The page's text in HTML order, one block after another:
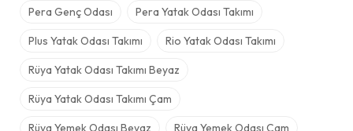
Pera Genç Odası Pera Yatak Odası Takımı
Plus Yatak Odası Takımı Rio Yatak Odası Takımı
Rüya Yatak Odası Takımı Beyaz
Rüya Yatak Odası Takımı Çam
Rüya Yemek Odası Beyaz Rüya Yemek Odası Çam